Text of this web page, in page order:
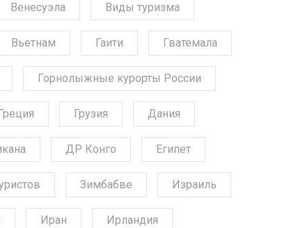
Венесуэла Виды туризма
Вьетнам Гаити Гватемала
Горнолыжные курорты России
Грузия Дания
ДР Конго Египет
Зимбабве Израиль
Иран Ирландия